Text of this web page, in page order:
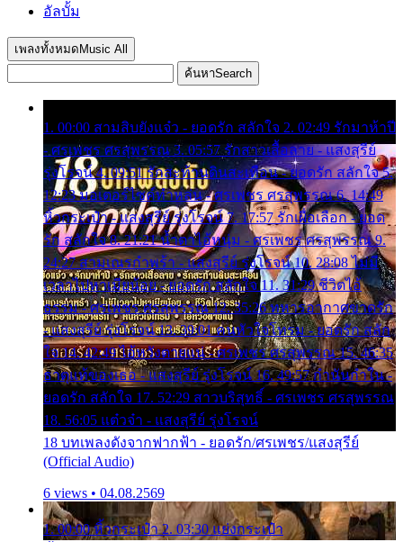
อัลบั้ม
เพลงทั้งหมด Music All
ค้นหาSearch
1. 00:00 สามสิบยังแจ๋ว - ยอดรัก สลักใจ 2. 02:49 รักมาห้าปี
- ศรเพชร ศรสุพรรณ 3. 05:57 รักสาวเสื้อลาย - แสงสุรีย์
รุ่งโรจน์ 4. 09:51 รักสะท้านดินสะเทือน - ยอดรัก สลักใจ 5.
12:23 มอเตอร์ไซค์ทำหล่น - ศรเพชร ศรสุพรรณ 6. 14:49
หิ้วกระเป๋า - แสงสุรีย์ รุ่งโรจน์ 7. 17:57 รักเผื่อเลือก - ยอด
รัก สลักใจ 8. 21:21 น้ำตาไอ้หนุ่ม - ศรเพชร ศรสุพรรณ 9.
24:27 สามเณรกำพร้า - แสงสุรีย์ รุ่งโรจน์ 10. 28:08 ไม่มี
เวลาไปหาเมียน้อย - ยอดรัก สลักใจ 11. 31:29 ชีวิตไอ้
ธรรม - ศรเพชร ศรสุพรรณ 12. 35:26 ทหารอากาศขาดรัก
- แสงสุรีย์ รุ่งโรจน์ 13. 39:01 คนหัวใจโทรม - ยอดรัก สลัก
ใจ 14. 42:49 ไอ้หวังตายแน่ - ศรเพชร ศรสุพรรณ 15. 46:35
ธาตุแท้ของเธอ - แสงสุรีย์ รุ่งโรจน์ 16. 49:57 กำนันกำใน -
ยอดรัก สลักใจ 17. 52:29 สาวบริสุทธิ์ - ศรเพชร ศรสุพรรณ
18. 56:05 แต๋วจ๋า - แสงสุรีย์ รุ่งโรจน์
18 บทเพลงดังจากฟากฟ้า - ยอดรัก/ศรเพชร/แสงสุรีย์
(Official Audio)
6 views • 04.08.2569
1. 00:00 หิ้วกระเป๋า 2. 03:30 แย่งกระเป๋า